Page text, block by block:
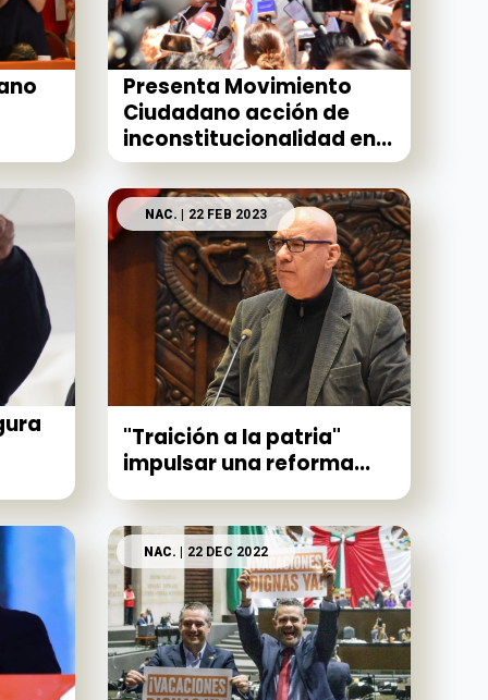
Presenta Movimiento
Ciudadano acción de
inconstitucionalidad en...
NAC. | 22 FEB 2023
"Traición a la patria"
impulsar una reforma...
NAC. | 22 DEC 2022